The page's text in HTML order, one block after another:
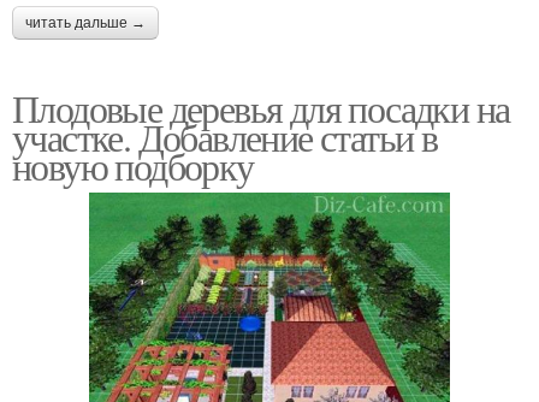
читать дальше →
Плодовые деревья для посадки на
участке. Добавление статьи в
новую подборку